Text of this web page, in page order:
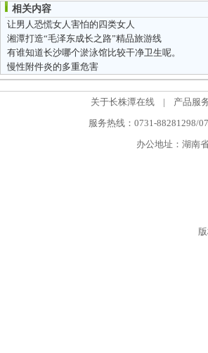
相关内容
让男人恐慌女人害怕的四类女人
湘潭打造“毛泽东成长之路”精品旅游线
有谁知道长沙哪个淤泳馆比较干净卫生呢。
慢性附件炎的多重危害
关于长株潭在线 | 产品服
服务热线：0731-88281298/
办公地址：湖南